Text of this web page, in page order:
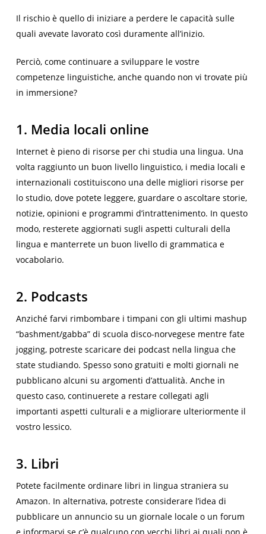
Il rischio è quello di iniziare a perdere le capacità sulle
quali avevate lavorato così duramente all’inizio.
Perciò, come continuare a sviluppare le vostre
competenze linguistiche, anche quando non vi trovate più
in immersione?
1. Media locali online
Internet è pieno di risorse per chi studia una lingua. Una
volta raggiunto un buon livello linguistico, i media locali e
internazionali costituiscono una delle migliori risorse per
lo studio, dove potete leggere, guardare o ascoltare storie,
notizie, opinioni e programmi d’intrattenimento. In questo
modo, resterete aggiornati sugli aspetti culturali della
lingua e manterrete un buon livello di grammatica e
vocabolario.
2. Podcasts
Anziché farvi rimbombare i timpani con gli ultimi mashup
“bashment/gabba” di scuola disco-norvegese mentre fate
jogging, potreste scaricare dei podcast nella lingua che
state studiando. Spesso sono gratuiti e molti giornali ne
pubblicano alcuni su argomenti d’attualità. Anche in
questo caso, continuerete a restare collegati agli
importanti aspetti culturali e a migliorare ulteriormente il
vostro lessico.
3. Libri
Potete facilmente ordinare libri in lingua straniera su
Amazon. In alternativa, potreste considerare l’idea di
pubblicare un annuncio su un giornale locale o un forum